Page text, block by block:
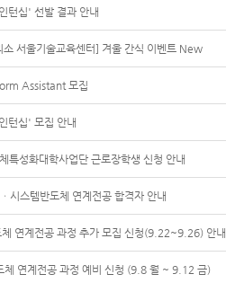
턴십' 선발 결과 안내
서울기술교육센터] 겨울 간식 이벤트 New
Assistant 모집
턴십' 모집 안내
특성화대학사업단 근로장학생 신청 안내
시스템반도체 연계전공 합격자 안내
연계전공 과정 추가 모집 신청(9.22~9.26) 안내
체 연계전공 과정 예비 신청 (9.8 월 ~ 9.12 금)